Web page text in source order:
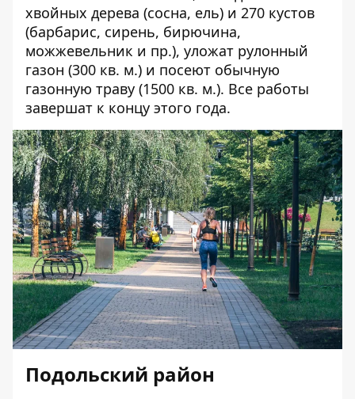
хвойных дерева (сосна, ель) и 270 кустов
(барбарис, сирень, бирючина,
можжевельник и пр.), уложат рулонный
газон (300 кв. м.) и посеют обычную
газонную траву (1500 кв. м.). Все работы
завершат к концу этого года.
Подольский район